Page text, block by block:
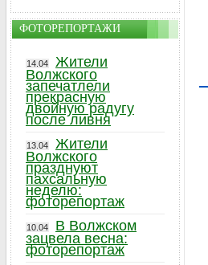
ФОТОРЕПОРТАЖИ
14.04
Жители
Волжского
запечатлели
прекрасную
двойную радугу
после ливня
13.04
Жители
Волжского
празднуют
пахсальную
неделю:
фоторепортаж
10.04
В Волжском
зацвела весна:
фоторепортаж